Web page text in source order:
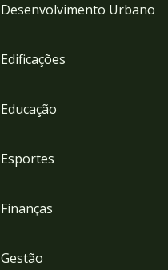
Desenvolvimento Urbano
Edificações
Educação
Esportes
Finanças
Gestão